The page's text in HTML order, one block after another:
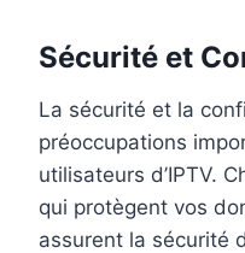
Sécurité et
La sécurité et la
préoccupations
utilisateurs d’IPTV.
qui protègent vos
assurent la sécurité